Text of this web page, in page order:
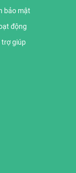
bảo mật
động
trợ giúp